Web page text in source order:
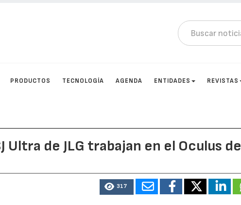
PRODUCTOS TECNOLOGÍA AGENDA ENTIDADES REVISTAS
Ultra de JLG trabajan en el Oculus de
317